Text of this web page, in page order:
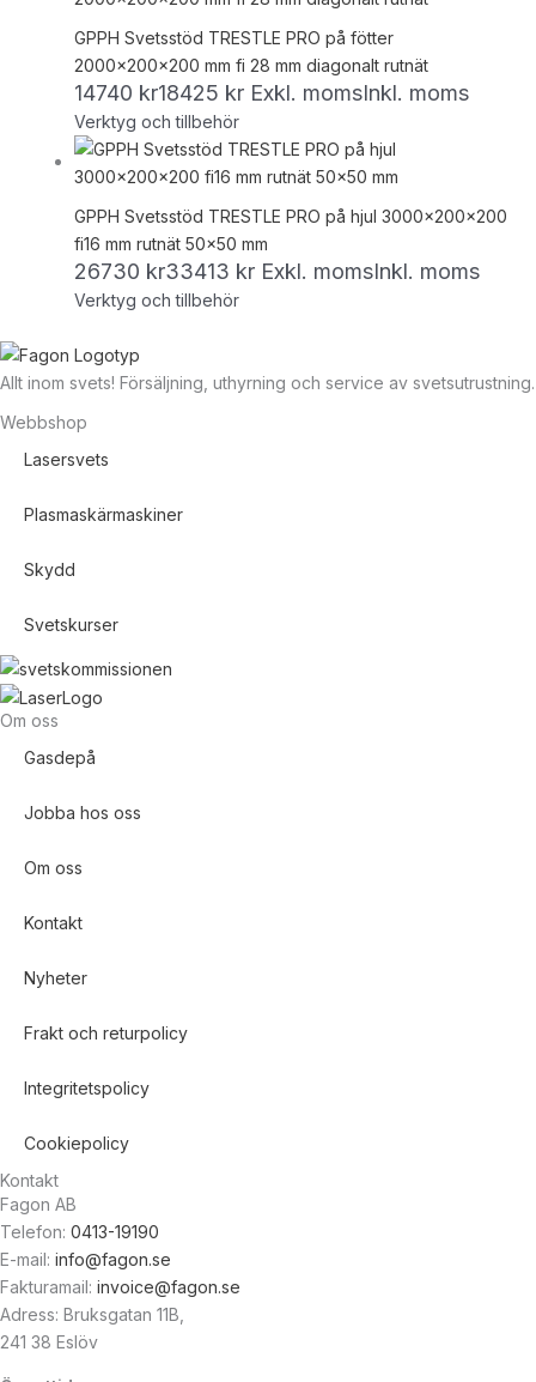
GPPH Svetsstöd TRESTLE PRO på fötter
2000x200x200 mm fi 28 mm diagonalt rutnät
14740 kr18425 kr Exkl. momsInkl. moms
Verktyg och tillbehör
GPPH Svetsstöd TRESTLE PRO på hjul 3000x200x200
fi16 mm rutnät 50×50 mm
26730 kr33413 kr Exkl. momsInkl. moms
Verktyg och tillbehör
Allt inom svets! Försäljning, uthyrning och service av svetsutrustning.
Webbshop
Lasersvets
Plasmaskärmaskiner
Skydd
Svetskurser
Om oss
Gasdepå
Jobba hos oss
Om oss
Kontakt
Nyheter
Frakt och returpolicy
Integritetspolicy
Cookiepolicy
Kontakt
Fagon AB
Telefon: 0413-19190
E-mail: info@fagon.se
Fakturamail: invoice@fagon.se
Adress: Bruksgatan 11B,
241 38 Eslöv